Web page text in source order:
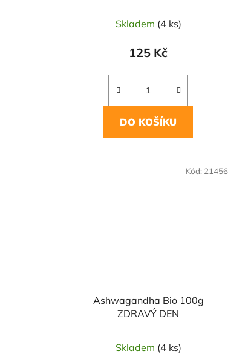
Skladem (4 ks)
125 Kč
DO KOŠÍKU
Ashwagandha Bio 100g
ZDRAVÝ DEN
Skladem (4 ks)
Kód: 21456